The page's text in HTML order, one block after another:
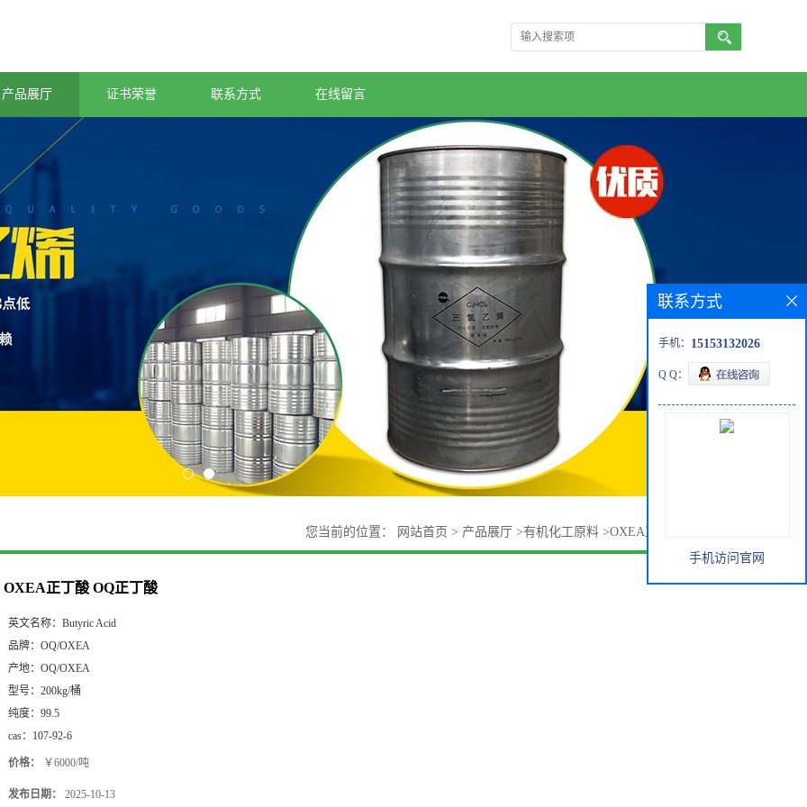
产品展厅 证书荣誉 联系方式 在线留言
您当前的位置： 网站首页 > 产品展厅 >有机化工原料 >OXEA正丁酸 OQ正丁酸
OXEA正丁酸 OQ正丁酸
英文名称： Butyric Acid
品牌： OQ/OXEA
产地： OQ/OXEA
型号： 200kg/桶
纯度： 99.5
cas： 107-92-6
价格： ￥6000/吨
发布日期： 2025-10-13
联系方式
手机： 15153132026
Q Q：
手机访问官网